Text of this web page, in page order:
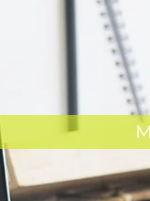
Gennaio 2018